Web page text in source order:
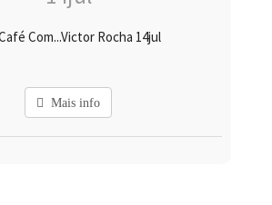
Com...Victor Rocha 14jul
Mais info